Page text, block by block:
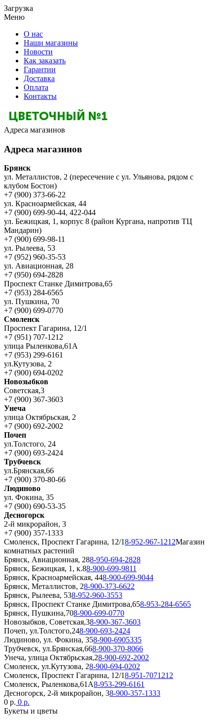
Загрузка
Меню
О нас
Наши магазины
Новости
Как заказать
Гарантии
Доставка
Оплата
Контакты
Адреса магазинов
Адреса магазинов
Брянск
ул. Металлистов, 2 (пересечение с ул. Ульянова, рядом с
клубом Бостон)
+7 (900) 373-66-22
ул. Красноармейская, 44
+7 (900) 699-90-44, 422-044
ул. Бежицкая, 1, корпус 8 (район Кургана, напротив ТЦ
Мандарин)
+7 (900) 699-98-11
ул. Рылеева, 53
+7 (952) 960-35-53
ул. Авиационная, 28
+7 (950) 694-2828
Проспект Станке Димитрова,65
+7 (953) 284-6565
ул. Пушкина, 70
+7 (900) 699-0770
Смоленск
Проспект Гагарина, 12/1
+7 (951) 707-1212
улица Рыленкова,61А
+7 (953) 299-6161
ул.Кутузова, 2
+7 (900) 694-0202
Новозыбков
Советская,3
+7 (900) 367-3603
Унеча
улица Октябрьская, 2
+7 (900) 692-2002
Почеп
ул.Толстого, 24
+7 (900) 693-2424
Трубчевск
ул.Брянская,66
+7 (900) 370-80-66
Людиново
ул. Фокина, 35
+7 (900) 690-53-35
Десногорск
2-й микрорайон, 3
+7 (900) 357-1333
Смоленск, Проспект Гагарина, 12/18-952-967-1212Магазин
комнатных растений
Брянск, Авиационная, 288-950-694-2828
Брянск, Бежицкая, 1, к.88-900-699-9811
Брянск, Красноармейская, 448-900-699-9044
Брянск, Металлистов, 28-900-373-6622
Брянск, Рылеева, 538-952-960-3553
Брянск, Проспект Станке Димитрова,658-953-284-6565
Брянск, Пушкина,708-900-699-0770
Новозыбков, Советская,38-900-367-3603
Почеп, ул.Толстого,248-900-693-2424
Людиново, ул. Фокина, 358-900-6905335
Трубчевск, ул.Брянская,668-900-370-8066
Унеча, улица Октябрьская,28-900-692-2002
Смоленск, ул.Кутузова, 28-900-694-0202
Смоленск, Проспект Гагарина, 12/18-951-7071212
Смоленск, Рыленкова,61А8-953-299-6161
Десногорск, 2-й микрорайон, 38-900-357-1333
0 р. 0 р.
Букеты и цветы